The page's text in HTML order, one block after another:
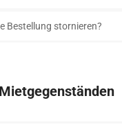
Bestellung stornieren?